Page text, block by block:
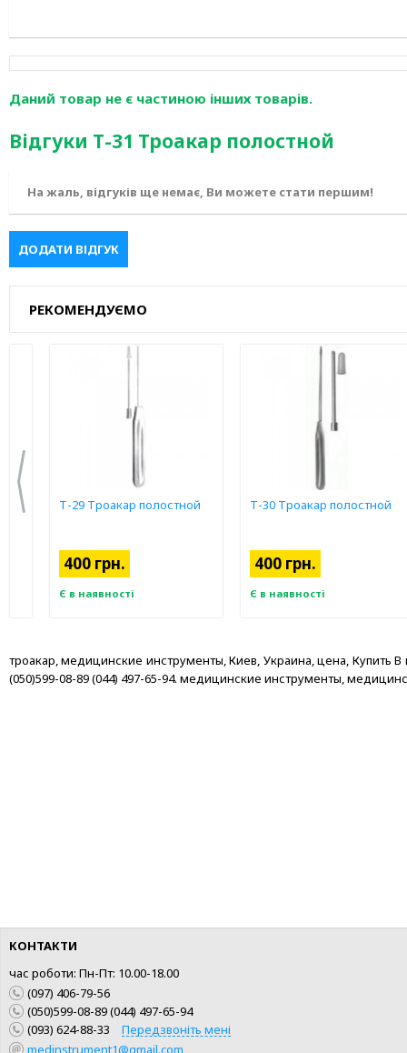
Даний товар не є частиною інших товарів.
Відгуки Т-31 Троакар полостной
На жаль, відгуків ще немає, Ви можете стати першим!
ДОДАТИ ВІДГУК
РЕКОМЕНДУЄМО
Т-29 Троакар полостной
400 грн.
Є в наявності
Т-30 Троакар полостной
400 грн.
Є в наявності
троакар, медицинские инструменты, Киев, Украина, цена, Купить В
(050)599-08-89 (044) 497-65-94. медицинские инструменты,
КОНТАКТИ
час роботи: Пн-Пт: 10.00-18.00
(097) 406-79-56
(050)599-08-89 (044) 497-65-94
(093) 624-88-33
Передзвоніть мені
medinstrument1@gmail.com